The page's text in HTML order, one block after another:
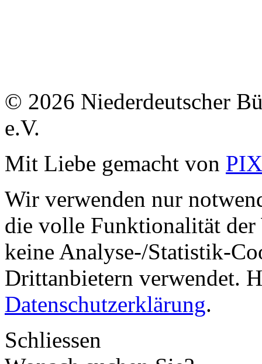
© 2026 Niederdeutscher
e.V.
Mit Liebe gemacht von
Wir verwenden nur
die volle Funktionalität der
keine Analyse-/Statistik-
Drittanbietern verwendet.
Datenschutzerklärung.
Schliessen